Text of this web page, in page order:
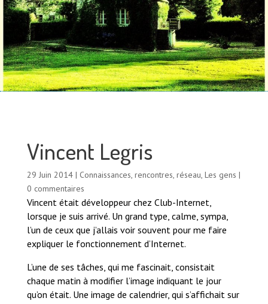
Vincent Legris
29 Juin 2014| Connaissances, rencontres, réseau Les gens |
0 commentaires
Vincent était développeur chez Club-Internet,
lorsque je suis arrivé. Un grand type, calme, sympa,
l’un de ceux que j’allais voir souvent pour me faire
expliquer le fonctionnement d’Internet.
L’une de ses tâches, qui me fascinait, consistait
chaque matin à modifier l’image indiquant le jour
qu’on était. Une image de calendrier, qui s’affichait sur